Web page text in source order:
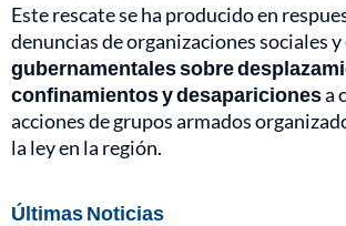
Este rescate se ha producido en
denuncias de organizaciones sociales y
gubernamentales sobre
confinamientos y desaparicionesa
acciones de grupos armados
la ley en la región.
Últimas Noticias